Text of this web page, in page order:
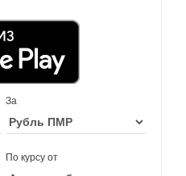
За
По курсу от